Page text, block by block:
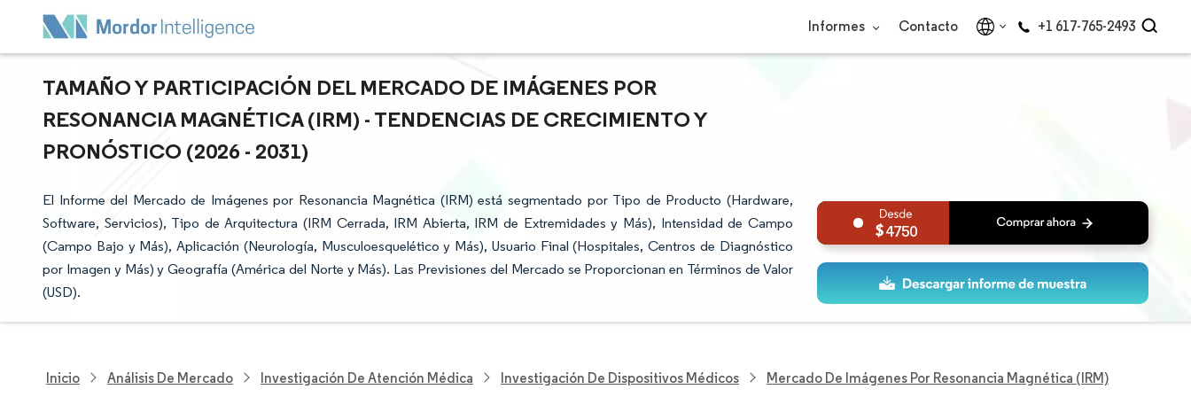
Informes Contacto +1 617-765-2493
TAMAÑO Y PARTICIPACIÓN DEL MERCADO DE IMÁGENES POR
RESONANCIA MAGNÉTICA (IRM) - TENDENCIAS DE CRECIMIENTO Y
PRONÓSTICO (2026 - 2031)
El Informe del Mercado de Imágenes por Resonancia Magnética (IRM) está segmentado por Tipo de Producto (Hardware,
Software, Servicios), Tipo de Arquitectura (IRM Cerrada, IRM Abierta, IRM de Extremidades y Más), Intensidad de Campo
(Campo Bajo y Más), Aplicación (Neurología, Musculoesquelético y Más), Usuario Final (Hospitales, Centros de Diagnóstico
por Imagen y Más) y Geografía (América del Norte y Más). Las Previsiones del Mercado se Proporcionan en Términos de Valor
(USD).
4750
Inicio Análisis De Mercado Investigación De Atención Médica Investigación De Dispositivos Médicos Mercado De Imágenes Por Resonancia Magnética (IRM)